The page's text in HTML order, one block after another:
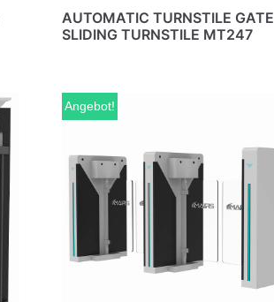
AUTOMATIC TURNSTILE GATE
SLIDING TURNSTILE MT247
Angebot!